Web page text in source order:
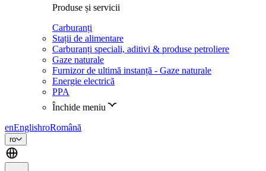
Produse și servicii
Carburanți
Stații de alimentare
Carburanți speciali, aditivi & produse petroliere
Gaze naturale
Furnizor de ultimă instanță - Gaze naturale
Energie electrică
PPA
Închide meniu
enEnglishroRomână
ro